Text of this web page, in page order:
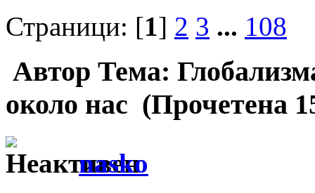
Страници: [1] 2 3 ... 108
Автор Тема:
около нас (Прочетена
nasko